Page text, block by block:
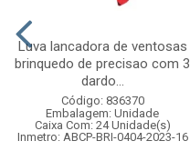
Luva lancadora de ventosas
brinquedo de precisao com 3
dardo...
Código: 836370
Embalagem: Unidade
Caixa Com: 24 Unidade(s)
Inmetro: ABCP-BRI-0404-2023-16